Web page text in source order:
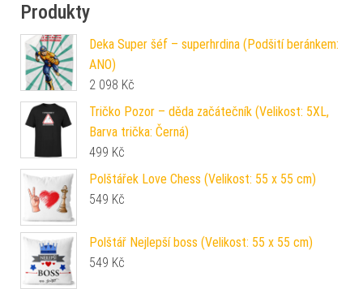
Produkty
Deka Super šéf – superhrdina (Podšití beránkem:
ANO)
2 098 Kč
Tričko Pozor – děda začátečník (Velikost: 5XL,
Barva trička: Černá)
499 Kč
Polštářek Love Chess (Velikost: 55 x 55 cm)
549 Kč
Polštář Nejlepší boss (Velikost: 55 x 55 cm)
549 Kč